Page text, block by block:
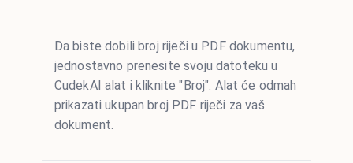
Da biste dobili broj riječi u PDF dokumentu,
jednostavno prenesite svoju datoteku u
CudekAI alat i kliknite "Broj". Alat će odmah
prikazati ukupan broj PDF riječi za vaš
dokument.